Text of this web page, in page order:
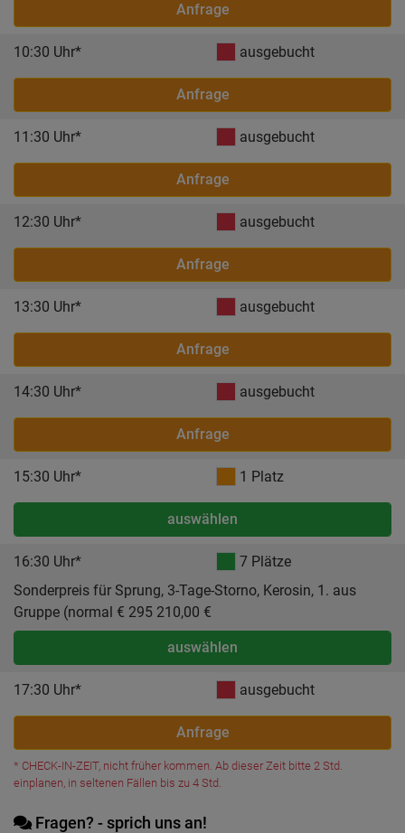
Anfrage
10:30 Uhr* ausgebucht
Anfrage
11:30 Uhr* ausgebucht
Anfrage
12:30 Uhr* ausgebucht
Anfrage
13:30 Uhr* ausgebucht
Anfrage
14:30 Uhr* ausgebucht
Anfrage
15:30 Uhr* 1 Platz
auswählen
16:30 Uhr*
7 Plätze
Sonderpreis für Sprung, 3-Tage-Storno, Kerosin, 1. aus
Gruppe (normal € 295 210,00 €
auswählen
17:30 Uhr* ausgebucht
Anfrage
* CHECK-IN-ZEIT, nicht früher kommen. Ab dieser Zeit bitte 2 Std.
einplanen, in seltenen Fällen bis zu 4 Std.
Fragen? - sprich uns an!